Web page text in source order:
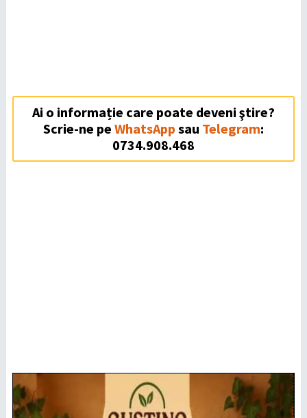
Ai o informație care poate deveni ştire?
Scrie-ne pe WhatsApp sau Telegram:
0734.908.468